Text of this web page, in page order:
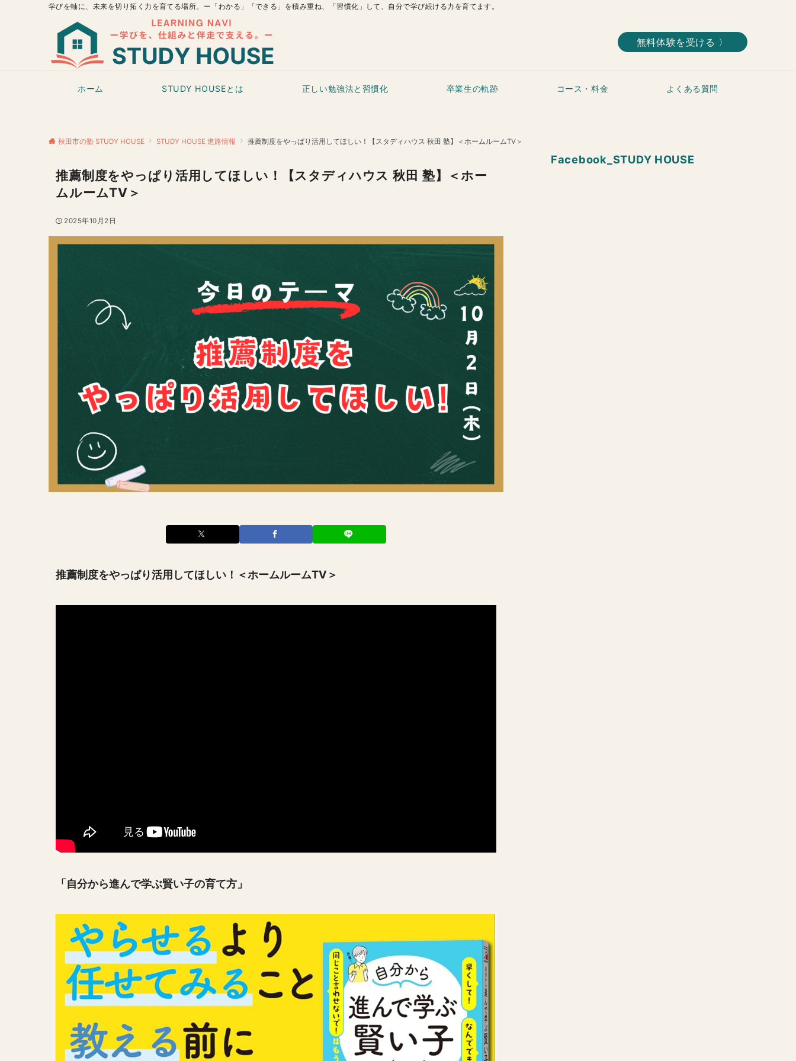
学びを軸に、未来を切り拓く力を育てる場所。ー「わかる」「できる」を積み重ね、「習慣化」して、自分で学び続ける力を育てます。
無料体験を受ける 〉
ホーム STUDY HOUSEとは 正しい勉強法と習慣化 卒業生の軌跡 コース・料金 よくある質問
秋田市の塾 STUDY HOUSE STUDY HOUSE 進路情報 推薦制度をやっぱり活用してほしい！【スタディハウス 秋田 塾】＜ホームルームTV＞
推薦制度をやっぱり活用してほしい！【スタディハウス 秋田 塾】＜ホー
ムルームTV＞
2025年10月2日
推薦制度をやっぱり活用してほしい！＜ホームルームTV＞
「自分から進んで学ぶ賢い子の育て方」
Facebook_STUDY HOUSE